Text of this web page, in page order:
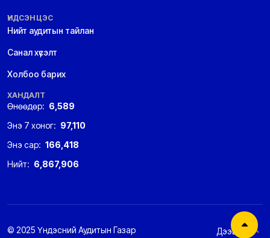
ҮНДСЭН ЦЭС
Нийт аудитын тайлан
Санал хүсэлт
Холбоо барих
ХАНДАЛТ
Өнөөдөр: 6,589
Энэ 7 хоног: 97,110
Энэ сар: 166,418
Нийт: 6,867,906
© 2025 Үндэсний Аудитын Газар Дээшээ